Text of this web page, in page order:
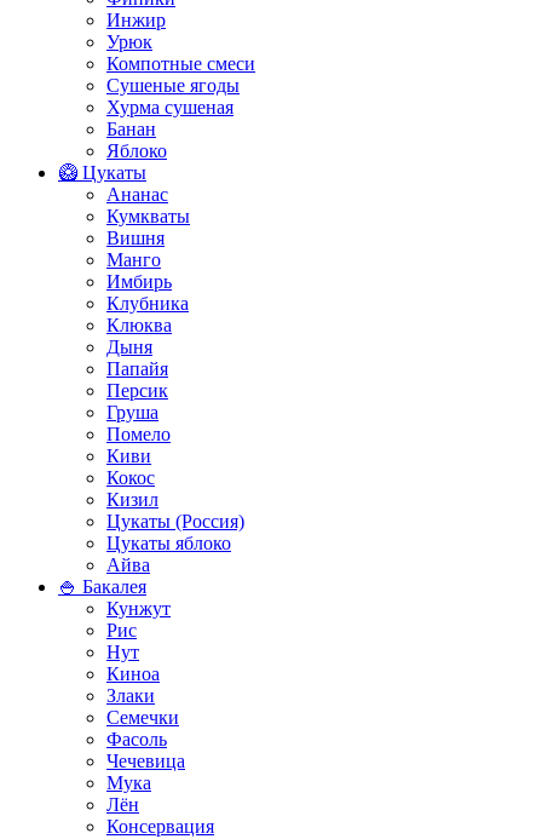
Инжир
Урюк
Компотные смеси
Сушеные ягоды
Хурма сушеная
Банан
Яблоко
🥝 Цукаты
Ананас
Кумкваты
Вишня
Манго
Имбирь
Клубника
Клюква
Дыня
Папайя
Персик
Груша
Помело
Киви
Кокос
Кизил
Цукаты (Россия)
Цукаты яблоко
Айва
🍚 Бакалея
Кунжут
Рис
Нут
Киноа
Злаки
Семечки
Фасоль
Чечевица
Мука
Лён
Консервация